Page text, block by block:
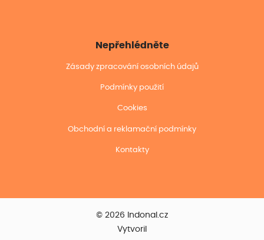
Nepřehlédněte
Zásady zpracování osobních údajů
Podmínky použití
Cookies
Obchodní a reklamační podmínky
Kontakty
© 2026 Indonal.cz
Vytvoril